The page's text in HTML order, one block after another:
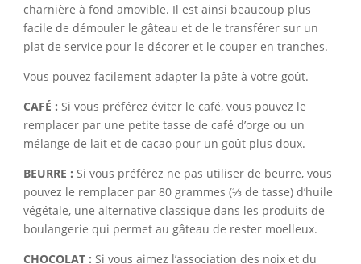
charnière à fond amovible. Il est ainsi beaucoup plus
facile de démouler le gâteau et de le transférer sur un
plat de service pour le décorer et le couper en tranches.
Vous pouvez facilement adapter la pâte à votre goût.
CAFÉ : Si vous préférez éviter le café, vous pouvez le
remplacer par une petite tasse de café d’orge ou un
mélange de lait et de cacao pour un goût plus doux.
BEURRE : Si vous préférez ne pas utiliser de beurre, vous
pouvez le remplacer par 80 grammes (⅓ de tasse) d’huile
végétale, une alternative classique dans les produits de
boulangerie qui permet au gâteau de rester moelleux.
CHOCOLAT : Si vous aimez l’association des noix et du